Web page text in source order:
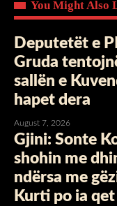
You Might Also
Deputetët e
Gruda
sallën e
hapet dera
August 7, 2026
Gjini: Sonte
shohin me
ndërsa me
Kurti po ia